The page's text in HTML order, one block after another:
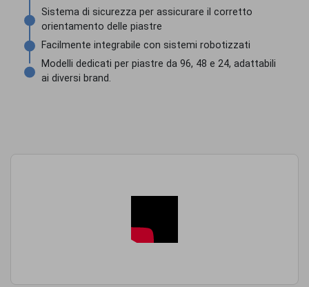
Sistema di sicurezza per assicurare il corretto
orientamento delle piastre
Facilmente integrabile con sistemi robotizzati
Modelli dedicati per piastre da 96, 48 e 24, adattabili
ai diversi brand.